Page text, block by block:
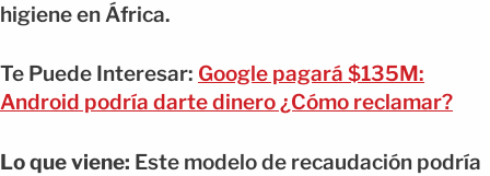
higiene en África.
Te Puede Interesar: Google pagará $135M:
Android podría darte dinero ¿Cómo reclamar?
Lo que viene: Este modelo de recaudación podría